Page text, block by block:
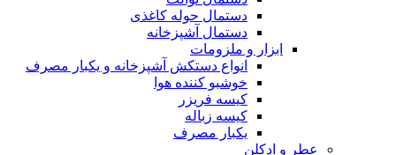
دستمال حوله کاغذی
دستمال آشپزخانه
ابزار و ملزومات
انواع دستکش آشپزخانه و یکبار مصرف
خوشبو کننده هوا
کیسه فریزر
کیسه زباله
یکبار مصرف
عطر و ادکلن